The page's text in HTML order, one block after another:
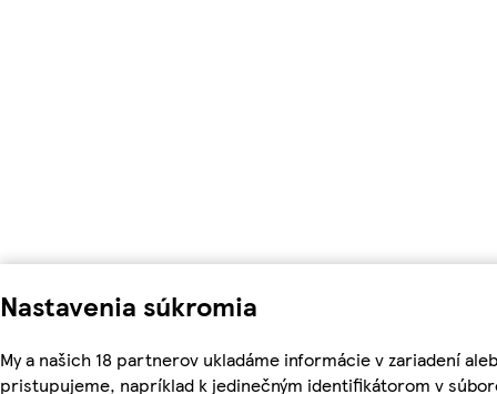
Nastavenia súkromia
My a našich 18 partnerov ukladáme informácie v zariadení
pristupujeme, napríklad k jedinečným identifikátorom v